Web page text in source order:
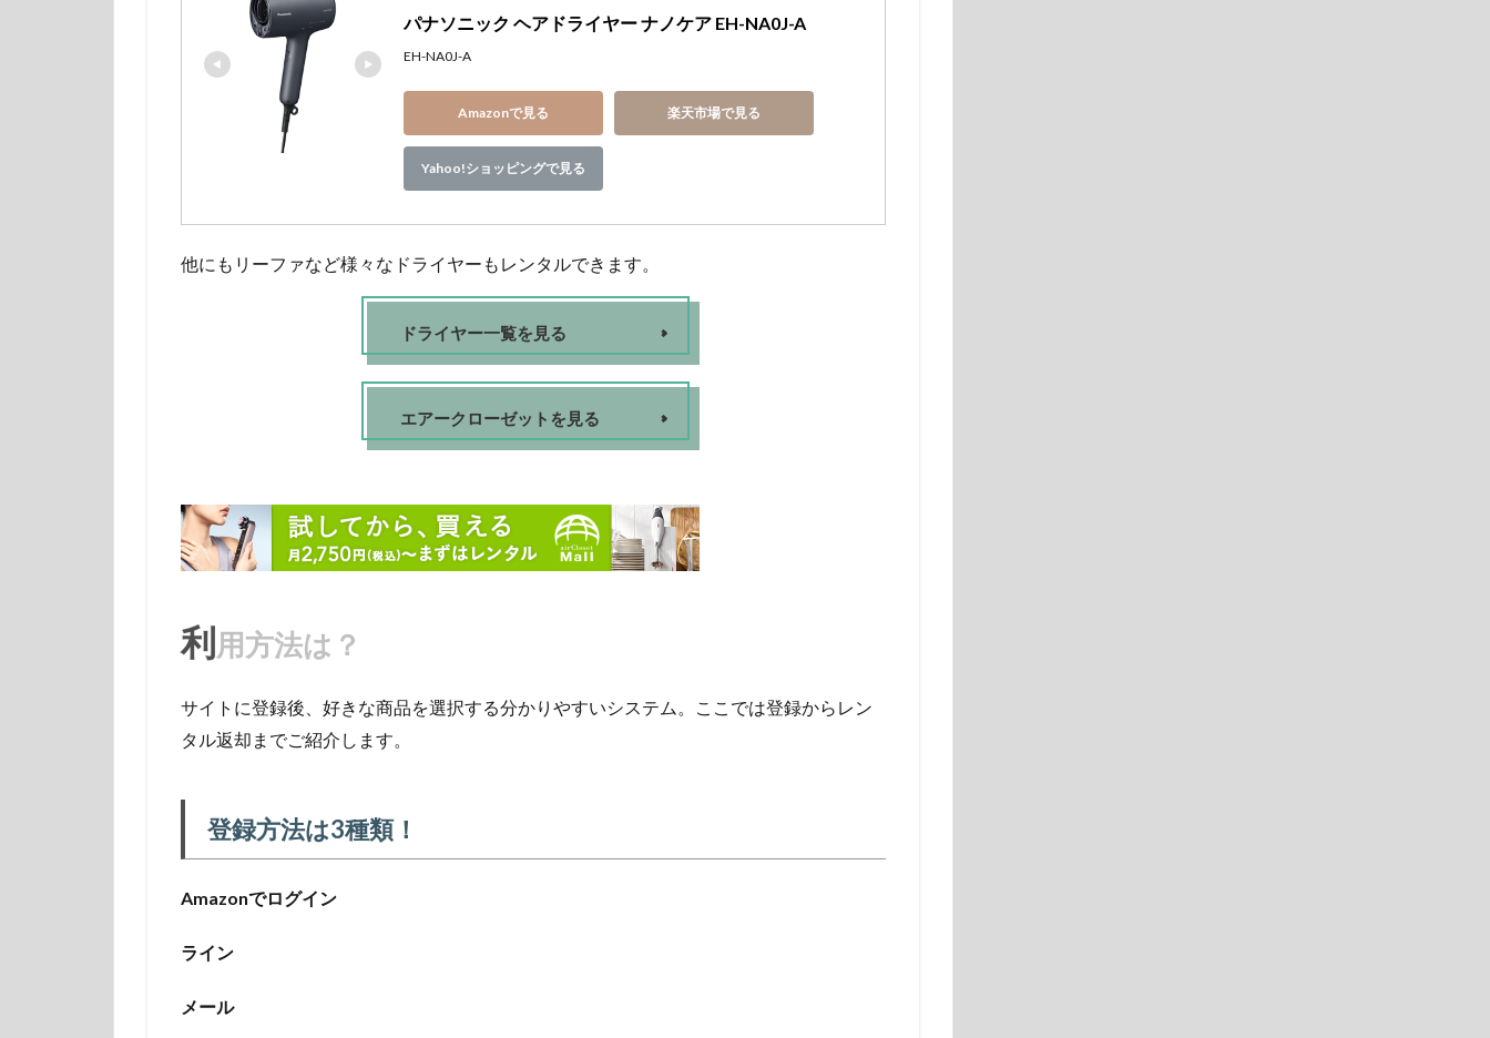
パナソニック ヘアドライヤー ナノケア EH-NA0J-A
EH-NA0J-A
Amazonで見る 楽天市場で見る
Yahoo!ショッピングで見る
他にもリーファなど様々なドライヤーもレンタルできます。
ドライヤー一覧を見る
エアークローゼットを見る
利用方法は？
サイトに登録後、好きな商品を選択する分かりやすいシステム。ここでは登録からレン
タル返却までご紹介します。
登録方法は3種類！
Amazonでログイン
ライン
メール